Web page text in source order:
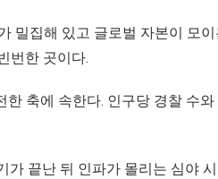
밀집해 있고 글로벌 자본이 모
번한 곳이다.
축에 속한다. 인구당 경찰 수
끝난 뒤 인파가 몰리는 심야